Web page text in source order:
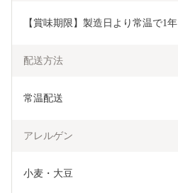
【賞味期限】製造日より常温で1年
配送方法
常温配送
アレルゲン
小麦・大豆